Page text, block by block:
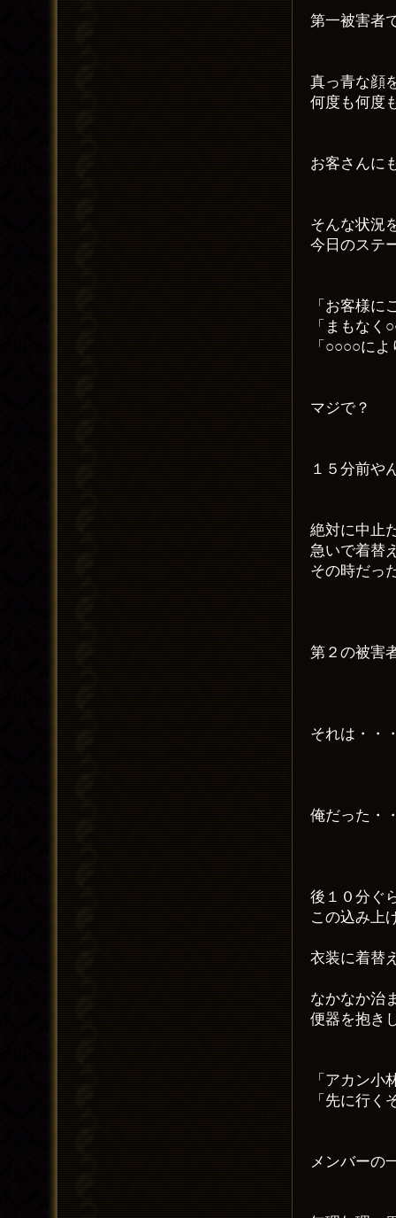
第一被害者
真っ青な顔
何度も何度
お客さんに
そんな状況
今日のステ
「お客様に
「まもな
「○○○○に
マジで？
１５分前や
絶対に中止
急いで着替
その時だっ
第２の被害
それは・・
俺だった・
後１０分ぐ
この込み上
衣装に着替
なかなか治
便器を抱き
「アカン
「先に行
メンバーの